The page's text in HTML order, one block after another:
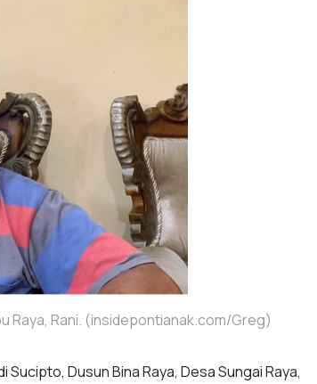
Raya, Rani. (insidepontianak.com/Greg)
Sucipto, Dusun Bina Raya, Desa Sungai Raya,